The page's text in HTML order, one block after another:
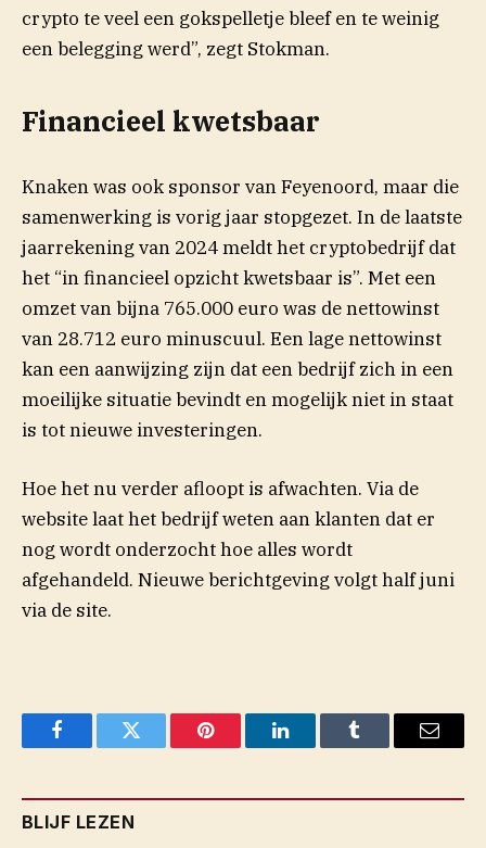
crypto te veel een gokspelletje bleef en te weinig
een belegging werd”, zegt Stokman.
Financieel kwetsbaar
Knaken was ook sponsor van Feyenoord, maar die
samenwerking is vorig jaar stopgezet. In de laatste
jaarrekening van 2024 meldt het cryptobedrijf dat
het “in financieel opzicht kwetsbaar is”. Met een
omzet van bijna 765.000 euro was de nettowinst
van 28.712 euro minuscuul. Een lage nettowinst
kan een aanwijzing zijn dat een bedrijf zich in een
moeilijke situatie bevindt en mogelijk niet in staat
is tot nieuwe investeringen.
Hoe het nu verder afloopt is afwachten. Via de
website laat het bedrijf weten aan klanten dat er
nog wordt onderzocht hoe alles wordt
afgehandeld. Nieuwe berichtgeving volgt half juni
via de site.
FacebookTwitter Pinterest LinkedInTumblr Email
BLIJF LEZEN